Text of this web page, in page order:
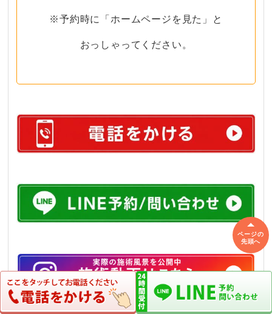
※予約時に「ホームページを見た」と
おっしゃってください。
ページの
先頭へ